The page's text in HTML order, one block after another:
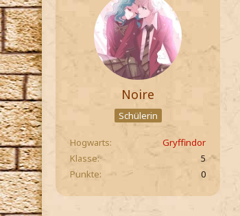
Noire
Schülerin
Hogwarts
Gryffindor
Klasse
5
Punkte
0